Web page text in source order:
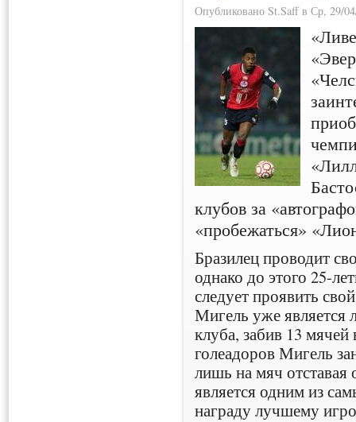
Опубликовано St.Saff в Ср, 29/
клубов за
«пробежаться»
Бразилец проводит
однако до этого 25-
следует проявить
Мигель уже
клуба, забив 13
голеадоров Мигель
лишь на мяч отставая
является одним из
награду лучшему